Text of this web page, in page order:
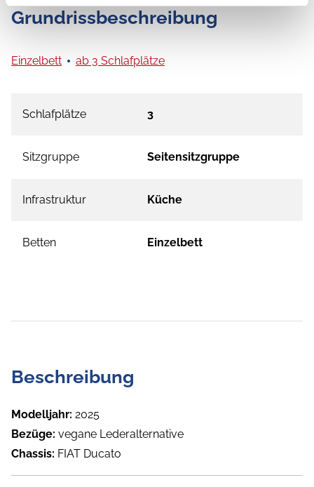
Grundrissbeschreibung
Einzelbett ab 3 Schlafplätze
Schlafplätze 3
Sitzgruppe Seitensitzgruppe
Infrastruktur Küche
Betten Einzelbett
Beschreibung
Modelljahr: 2025
Bezüge: vegane Lederalternative
Chassis: FIAT Ducato